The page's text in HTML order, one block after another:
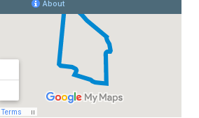
2 octobre 2019
Mathieu Cahn : « La
diversification des
formes urbaines est
réussie »
2 octobre 2019